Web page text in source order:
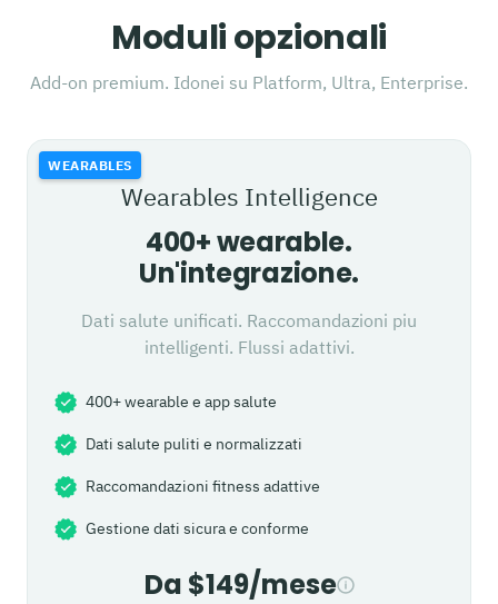
Moduli opzionali
Add-on premium. Idonei su Platform, Ultra, Enterprise.
WEARABLES
Wearables Intelligence
400+ wearable.
Un'integrazione.
Dati salute unificati. Raccomandazioni piu
intelligenti. Flussi adattivi.
400+ wearable e app salute
Dati salute puliti e normalizzati
Raccomandazioni fitness adattive
Gestione dati sicura e conforme
Da $149/mese